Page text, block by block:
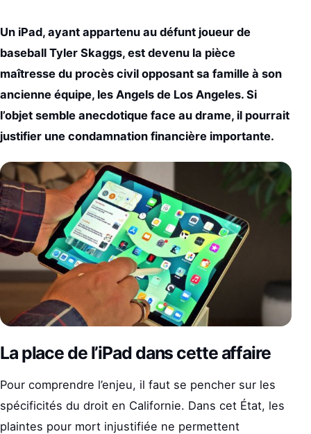
Un iPad, ayant appartenu au défunt joueur de
baseball Tyler Skaggs, est devenu la pièce
maîtresse du procès civil opposant sa famille à son
ancienne équipe, les Angels de Los Angeles. Si
l’objet semble anecdotique face au drame, il pourrait
justifier une condamnation financière importante.
La place de l’iPad dans cette affaire
Pour comprendre l’enjeu, il faut se pencher sur les
spécificités du droit en Californie. Dans cet État, les
plaintes pour mort injustifiée ne permettent